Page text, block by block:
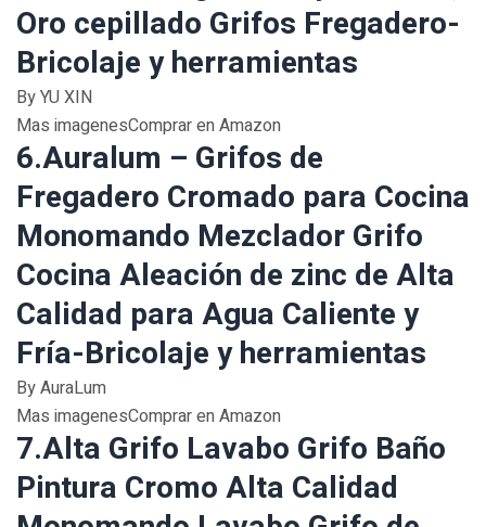
Oro cepillado Grifos Fregadero-
Bricolaje y herramientas
By YU XIN
Mas imagenesComprar en Amazon
6.Auralum – Grifos de
Fregadero Cromado para Cocina
Monomando Mezclador Grifo
Cocina Aleación de zinc de Alta
Calidad para Agua Caliente y
Fría-Bricolaje y herramientas
By AuraLum
Mas imagenesComprar en Amazon
7.Alta Grifo Lavabo Grifo Baño
Pintura Cromo Alta Calidad